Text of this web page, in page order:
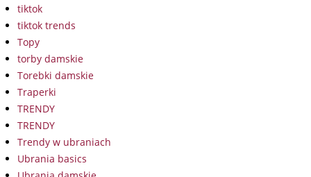
tiktok
tiktok trends
Topy
torby damskie
Torebki damskie
Traperki
TRENDY
TRENDY
Trendy w ubraniach
Ubrania basics